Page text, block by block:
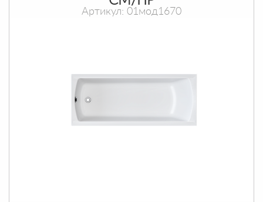
Артикул: 01мод1670